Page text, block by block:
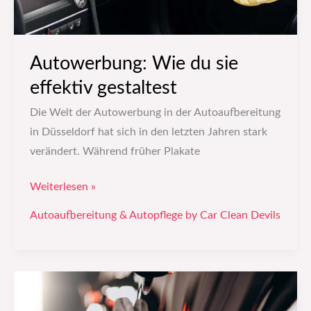
Autowerbung: Wie du sie
effektiv gestaltest
Die Welt der Autowerbung in der Autoaufbereitung
in Düsseldorf hat sich in den letzten Jahren stark
verändert. Während früher Plakate
Weiterlesen »
Autoaufbereitung & Autopflege by Car Clean Devils